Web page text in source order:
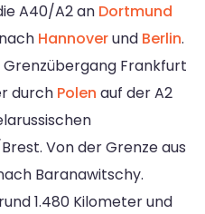
A40/A2 an Dortmund
Hannoverund Berlin.
Grenzübergang Frankfurt
durch Polen auf der A2
Von der Grenze aus
Baranawitschy.
1.480 Kilometer und